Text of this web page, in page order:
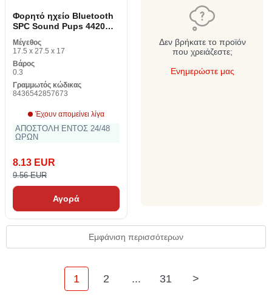
Φορητό ηχείο Bluetooth
SPC Sound Pups 4420
3W
Μέγεθος
17.5 x 27.5 x 17
Βάρος
0.3
Γραμμωτός κώδικας
8436542857673
Έχουν απομείνει λίγα
ΑΠΟΣΤΟΛΗ ΕΝΤΟΣ 24/48
ΩΡΩΝ
8.13 EUR
9.56 EUR
Αγορά
Δεν βρήκατε το προϊόν
που χρειάζεστε;
Ενημερώστε μας
Εμφάνιση περισσότερων
1 2 ... 31 >